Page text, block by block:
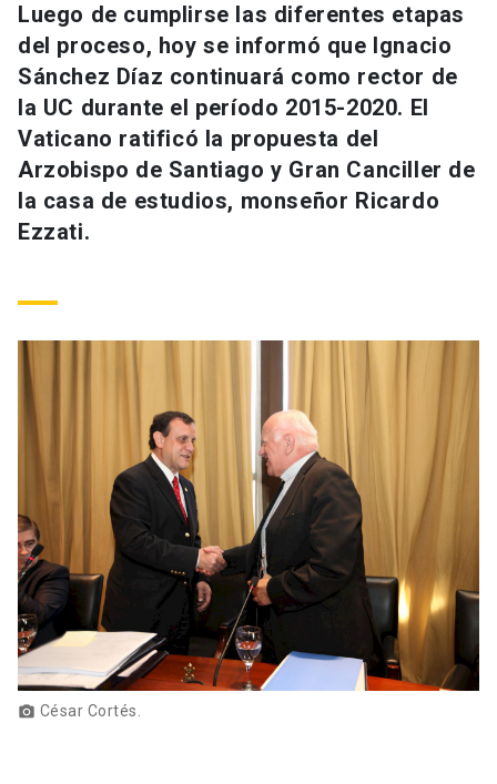
Universidad
Información para keyboard_arrow_down
Futuros estudiantes
Estudiantes
Personal
Alumni
Padres y familia
Vecinos launch
Go to english site launch
ACCESOS DIRECTOS
Admisión
Correo UC launch
Mi Portal UC
Biblioteca
Donaciones launch
Luego de cumplirse las diferentes etapas
del proceso, hoy se informó que Ignacio
Sánchez Díaz continuará como rector de
la UC durante el período 2015-2020. El
Vaticano ratificó la propuesta del
Arzobispo de Santiago y Gran Canciller de
la casa de estudios, monseñor Ricardo
Ezzati.
photo_camera César Cortés.